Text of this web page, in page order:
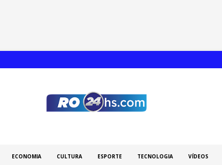
ECONOMIA CULTURA ESPORTE TECNOLOGIA VÍDEOS